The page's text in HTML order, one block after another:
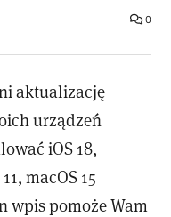
0
aktualizację
urządzeń
iOS 18,
macOS 15
wpis pomoże Wam